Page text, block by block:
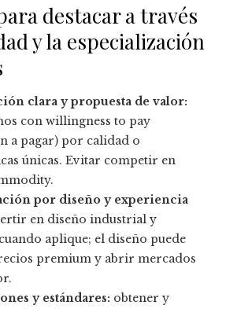
destacar a través
y la especialización
clara y propuesta de valor:
con willingness to pay
a pagar) por calidad o
únicas. Evitar competir en
por diseño y experiencia
en diseño industrial y
aplique; el diseño puede
premium y abrir mercados
y estándares: obtener y